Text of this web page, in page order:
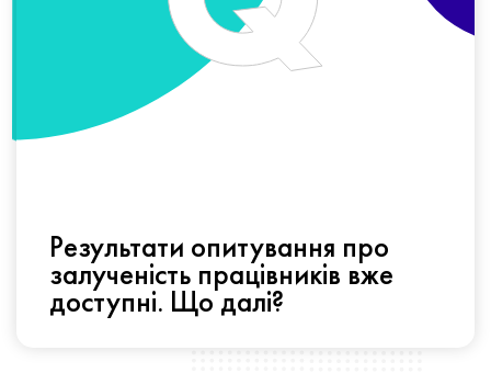
Результати опитування про
залученість працівників вже
доступні. Що далі?